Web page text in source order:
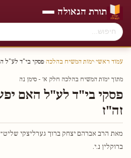
תורת הגאולה
עמוד ראשי›ימות המשיח בהלכה›פסקי בי"ד לע"ל
מתוך ימות המשיח בהלכה חלק א׳ - סימן נה
פסקי בי"ד לע"ל האם
זה"ז
מאת הרב אברהם יצחק ברוך גערליצקי
ברוקלין נ.י.